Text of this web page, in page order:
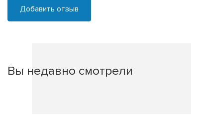
Добавить отзыв
Вы недавно смотрели